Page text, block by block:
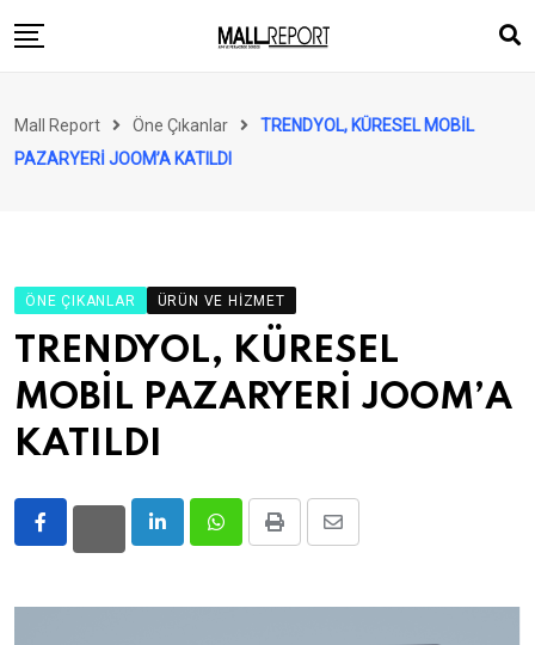
to
Perakende
Ürün ve Hizmet
Enerji
Haber
Gündem
Mall Report Öne Çıkanlar
TRENDYOL, KÜRESEL MOBİL
PAZARYERİ JOOM’A KATILDI
ÖNE ÇIKANLAR ÜRÜN VE HIZMET
TRENDYOL, KÜRESEL
MOBİL PAZARYERİ JOOM’A
KATILDI
LinkedInWhatsappPrint
Share
Email